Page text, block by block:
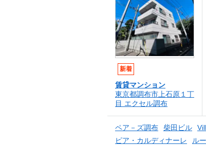
新着
賃貸マンション
東京都調布市上石原１丁
目 エクセル調布
ペア－ズ調布 柴田ビル
ピア・カルディナーレ
ル